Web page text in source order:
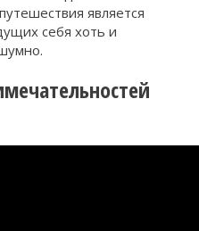
является
себя хоть и